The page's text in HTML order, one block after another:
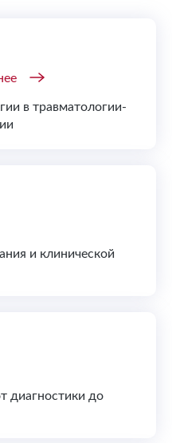
в травматологии-
и клинической
диагностики до